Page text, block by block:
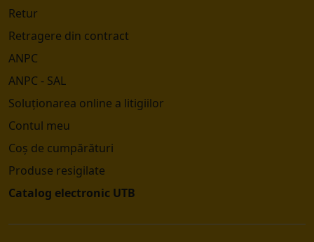
Retur
Retragere din contract
ANPC
ANPC - SAL
Soluționarea online a litigiilor
Contul meu
Coș de cumpărături
Produse resigilate
Catalog electronic UTB